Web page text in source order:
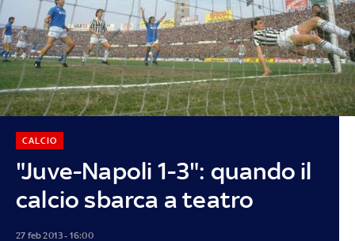
"Juve-Napoli 1-3": quando il
calcio sbarca a teatro
CALCIO
27 feb 2013 - 16:00